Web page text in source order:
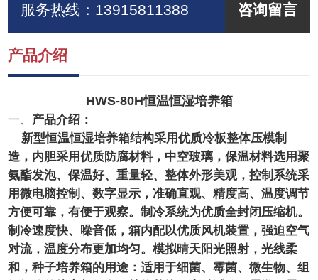
持
我
们
服务热线： 13915811388 咨询留言
产品介绍
HWS-80H恒温恒湿培养箱
一、 产品介绍：
新型恒温恒湿培养箱结构采用优质冷板整体压模制
造，内胆采用优质防腐材料，中空玻璃，保温材料选用聚
氨酯发泡、保温好、重量轻、整体外形美观，控制系统采
用微电脑控制、数字显示，准确直观、精度高、温度调节
方便可靠，有便于观察。制冷系统为优质全封闭压缩机。
制冷速度快、噪音低，箱内配以优质风机装置，强迫空气
对流，温度分布更加均匀。模拟晴天阳光照射，光线柔
和，种子培养箱的用途：适用于细菌、霉菌、微生物、组